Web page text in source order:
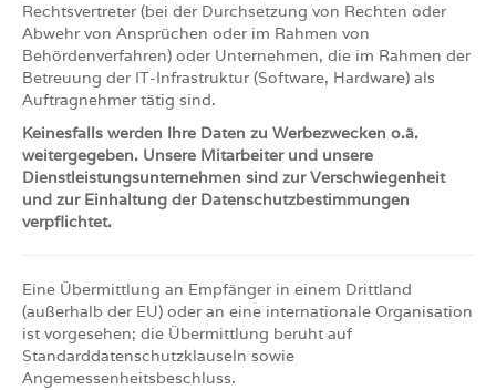
Rechtsvertreter (bei der Durchsetzung von Rechten oder
Abwehr von Ansprüchen oder im Rahmen von
Behördenverfahren) oder Unternehmen, die im Rahmen der
Betreuung der IT-Infrastruktur (Software, Hardware) als
Auftragnehmer tätig sind.
Keinesfalls werden Ihre Daten zu Werbezwecken o.ä.
weitergegeben. Unsere Mitarbeiter und unsere
Dienstleistungsunternehmen sind zur Verschwiegenheit
und zur Einhaltung der Datenschutzbestimmungen
verpflichtet.
Eine Übermittlung an Empfänger in einem Drittland
(außerhalb der EU) oder an eine internationale Organisation
ist vorgesehen; die Übermittlung beruht auf
Standarddatenschutzklauseln sowie
Angemessenheitsbeschluss.